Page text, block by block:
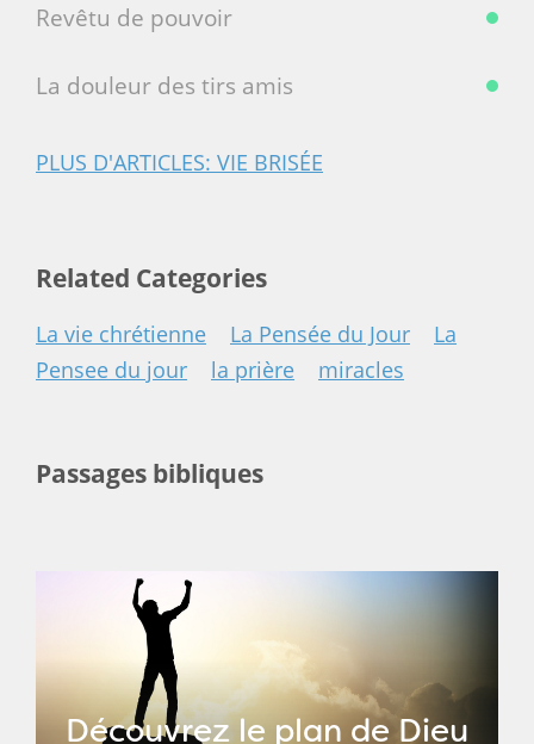
Revêtu de pouvoir
La douleur des tirs amis
PLUS D'ARTICLES: VIE BRISÉE
Related Categories
La vie chrétienne La Pensée du Jour
La
Pensee du jour
la prière miracles
Passages bibliques
Découvrez le plan de Dieu